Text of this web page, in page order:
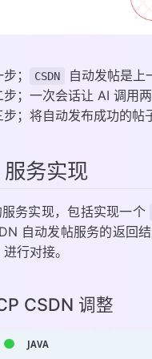
； CSDN
自动发帖是上
步；一次会话让 AI 调用
步；将自动发布成功的帖
务实现
务实现，包括实现一个
自动发帖服务的返回
行对接。
CSDN 调整